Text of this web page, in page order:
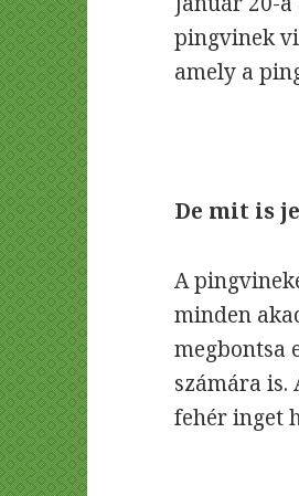
pingvinek
amely a
De mit is
A
minden
megbontsa
számára is.
fehér inget